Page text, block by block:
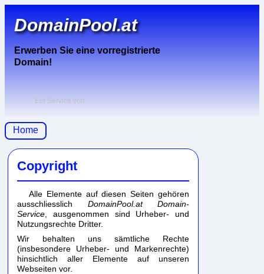
DomainPool.at
Erwerben Sie eine vorregistrierte
Domain!
Ein Service von
Home
Copyright
Alle Elemente auf diesen Seiten gehören
ausschliesslich DomainPool.at Domain-
Service , ausgenommen sind Urheber- und
Nutzungsrechte Dritter.
Wir behalten uns sämtliche Rechte
(insbesondere Urheber- und Markenrechte)
hinsichtlich aller Elemente auf unseren
Webseiten vor.